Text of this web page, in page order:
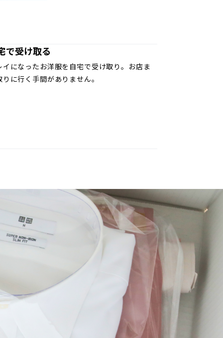
で受け取る
イになったお洋服を自宅で受け取り。お店ま
りに行く手間がありません。